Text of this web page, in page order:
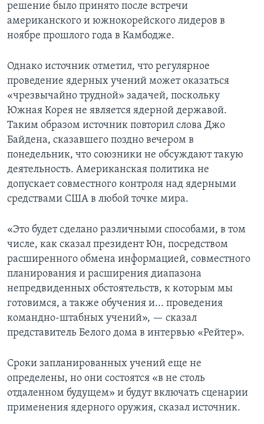
решение было принято после встречи
американского и южнокорейского лидеров в
ноябре прошлого года в Камбодже.
Однако источник отметил, что регулярное
проведение ядерных учений может оказаться
«чрезвычайно трудной» задачей, поскольку
Южная Корея не является ядерной державой.
Таким образом источник повторил слова Джо
Байдена, сказавшего поздно вечером в
понедельник, что союзники не обсуждают такую
деятельность. Американская политика не
допускает совместного контроля над ядерными
средствами США в любой точке мира.
«Это будет сделано различными способами, в том
числе, как сказал президент Юн, посредством
расширенного обмена информацией, совместного
планирования и расширения диапазона
непредвиденных обстоятельств, к которым мы
готовимся, а также обучения и... проведения
командно-штабных учений», — сказал
представитель Белого дома в интервью «Рейтер».
Сроки запланированных учений еще не
определены, но они состоятся «в не столь
отдаленном будущем» и будут включать сценарии
применения ядерного оружия, сказал источник.